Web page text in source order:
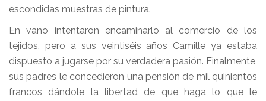
escondidas muestras de pintura.
En vano intentaron encaminarlo al comercio de los
tejidos, pero a sus veintiséis años Camille ya estaba
dispuesto a jugarse por su verdadera pasión. Finalmente,
sus padres le concedieron una pensión de mil quinientos
francos dándole la libertad de que haga lo que le